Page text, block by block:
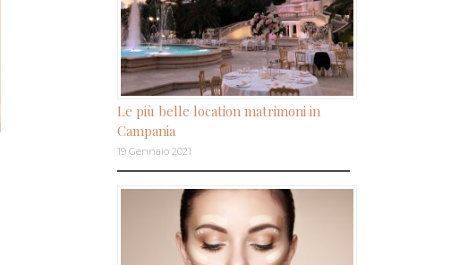
Le più belle location matrimoni in
Campania
19 Gennaio 2021